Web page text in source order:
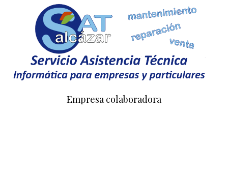
Empresa colaboradora